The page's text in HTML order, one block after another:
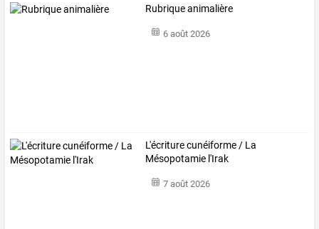
Rubrique animalière
6 août 2026
L'écriture cunéiforme / La
Mésopotamie l'Irak
7 août 2026